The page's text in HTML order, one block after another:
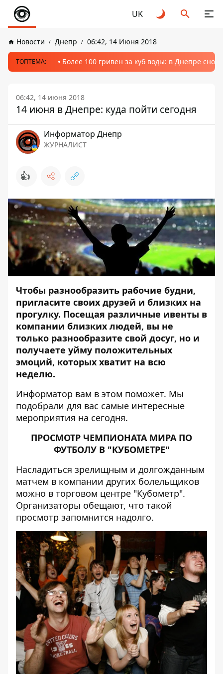
UK
Новости Днепр 06:42, 14 Июня 2018
ТОПТЕМА: Более 100 гривен за куб воды: в Днепре
06:42, 14 июня 2018
14 июня в Днепре: куда пойти сегодня
Информатор Днепр
ЖУРНАЛИСТ
👍
Чтобы разнообразить рабочие будни,
пригласите своих друзей и близких на
прогулку. Посещая различные ивенты в
компании близких людей, вы не
только разнообразите свой досуг, но и
получаете уйму положительных
эмоций, которых хватит на всю
неделю.
Информатор вам в этом поможет. Мы
подобрали для вас самые интересные
мероприятия на сегодня.
ПРОСМОТР ЧЕМПИОНАТА МИРА ПО
ФУТБОЛУ В "КУБОМЕТРЕ"
Насладиться зрелищным и долгожданным
матчем в компании других болельщиков
можно в торговом центре "Кубометр".
Организаторы обещают, что такой
просмотр запомнится надолго.